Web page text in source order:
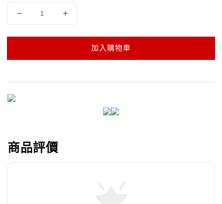
加入購物車
商品評價